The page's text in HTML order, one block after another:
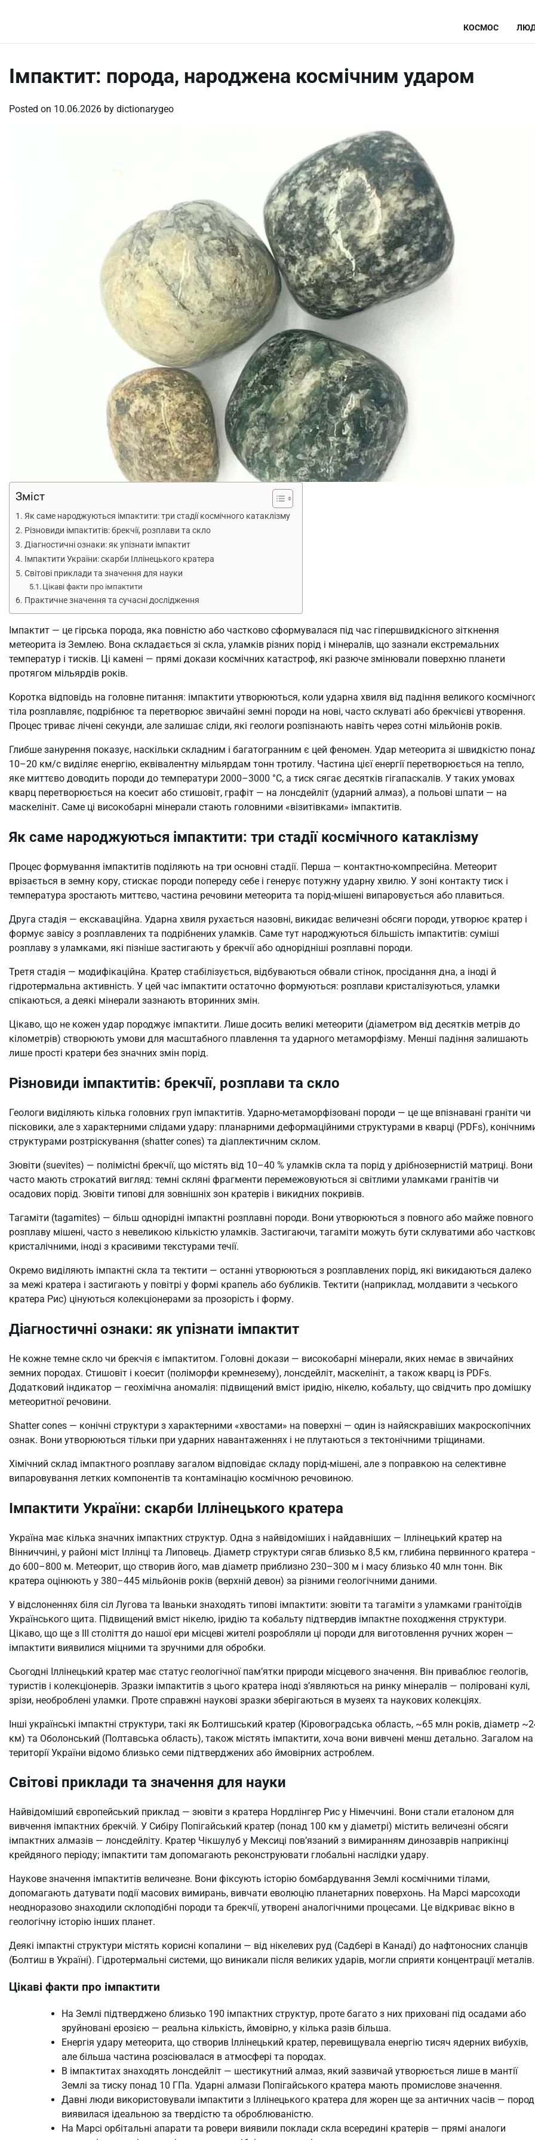
КОСМОС
Імпактит: порода, народжена космічним ударом
Posted on 10.06.2026 by dictionarygeo
Зміст
Як саме народжуються імпактити: три стадії космічного катаклізму
Різновиди імпактитів: брекчії, розплави та скло
Діагностичні ознаки: як упізнати імпактит
Імпактити України: скарби Іллінецького кратера
Світові приклади та значення для науки
Цікаві факти про імпактити
Практичне значення та сучасні дослідження
Імпактит — це гірська порода, яка повністю або частково сформувалася під час гіпершвидкісного зіткнення
метеорита із Землею. Вона складається зі скла, уламків різних порід і мінералів, що зазнали екстремальних
температур і тисків. Ці камені — прямі докази космічних катастроф, які разюче змінювали поверхню планети
протягом мільярдів років.
Коротка відповідь на головне питання: імпактити утворюються, коли ударна хвиля від падіння великого
тіла розплавляє, подрібнює та перетворює звичайні земні породи на нові, часто склуваті або брекчієві утворення.
Процес триває лічені секунди, але залишає сліди, які геологи розпізнають навіть через сотні мільйонів років.
Глибше занурення показує, наскільки складним і багатогранним є цей феномен. Удар метеорита зі швидкістю
10–20 км/с виділяє енергію, еквівалентну мільярдам тонн тротилу. Частина цієї енергії перетворюється на тепло,
яке миттєво доводить породи до температури 2000–3000 °C, а тиск сягає десятків гігапаскалів. У таких умовах
кварц перетворюється на коесит або стишовіт, графіт — на лонсдейліт (ударний алмаз), а польові шпати — на
маскелініт. Саме ці високобарні мінерали стають головними «візитівками» імпактитів.
Як саме народжуються імпактити: три стадії космічного катаклізму
Процес формування імпактитів поділяють на три основні стадії. Перша — контактно-компресійна. Метеорит
врізається в земну кору, стискає породи попереду себе і генерує потужну ударну хвилю. У зоні контакту тиск і
температура зростають миттєво, частина речовини метеорита та порід-мішені випаровується або плавиться.
Друга стадія — екскаваційна. Ударна хвиля рухається назовні, викидає величезні обсяги породи, утворює кратер і
формує завісу з розплавлених та подрібнених уламків. Саме тут народжуються більшість імпактитів: суміші
розплаву з уламками, які пізніше застигають у брекчії або однорідніші розплавні породи.
Третя стадія — модифікаційна. Кратер стабілізується, відбуваються обвали стінок, просідання дна, а іноді й
гідротермальна активність. У цей час імпактити остаточно формуються: розплави кристалізуються, уламки
спікаються, а деякі мінерали зазнають вторинних змін.
Цікаво, що не кожен удар породжує імпактити. Лише досить великі метеорити (діаметром від десятків метрів до
кілометрів) створюють умови для масштабного плавлення та ударного метаморфізму. Менші падіння залишають
лише прості кратери без значних змін порід.
Різновиди імпактитів: брекчії, розплави та скло
Геологи виділяють кілька головних груп імпактитів. Ударно-метаморфізовані породи — це ще впізнавані граніти чи
пісковики, але з характерними слідами удару: планарними деформаційними структурами в кварці (PDFs),
структурами розтріскування (shatter cones) та діаплектичним склом.
Зювіти (suevites) — полімictні брекчії, що містять від 10–40 % уламків скла та порід у дрібнозернистій матриці. Вони
часто мають строкатий вигляд: темні скляні фрагменти перемежовуються зі світлими уламками гранітів чи
осадових порід. Зювіти типові для зовнішніх зон кратерів і викидних покривів.
Тагаміти (tagamites) — більш однорідні імпактні розплавні породи. Вони утворюються з повного або майже повного
розплаву мішені, часто з невеликою кількістю уламків. Застигаючи, тагаміти можуть бути склуватими або
кристалічними, іноді з красивими текстурами течії.
Окремо виділяють імпактні скла та тектити — останні утворюються з розплавлених порід, які викидаються далеко
за межі кратера і застигають у повітрі у формі крапель або бубликів. Тектити (наприклад, молдавити з чеського
кратера Рис) цінуються колекціонерами за прозорість і форму.
Діагностичні ознаки: як упізнати імпактит
Не кожне темне скло чи брекчія є імпактитом. Головні докази — високобарні мінерали, яких немає в звичайних
земних породах. Стишовіт і коесит (поліморфи кремнезему), лонсдейліт, маскелініт, а також кварц із PDFs.
Додатковий індикатор — геохімічна аномалія: підвищений вміст іридію, нікелю, кобальту, що свідчить про домішку
метеоритної речовини.
Shatter cones — конічні структури з характерними «хвостами» на поверхні — один із найяскравіших макроскопічних
ознак. Вони утворюються тільки при ударних навантаженнях і не плутаються з тектонічними тріщинами.
Хімічний склад імпактного розплаву загалом відповідає складу порід-мішені, але з поправкою на селективне
випаровування летких компонентів та контамінацію космічною речовиною.
Імпактити України: скарби Іллінецького кратера
Україна має кілька значних імпактних структур. Одна з найвідоміших і найдавніших — Іллінецький кратер на
Вінниччині, у районі міст Іллінці та Липовець. Діаметр структури сягав близько 8,5 км, глибина первинного кратера
до 600–800 м. Метеорит, що створив його, мав діаметр приблизно 230–300 м і масу близько 40 млн тонн. Вік
кратера оцінюють у 380–445 мільйонів років (верхній девон) за різними геологічними даними.
У відслоненнях біля сіл Лугова та Іваньки знаходять типові імпактити: зювіти та тагаміти з уламками гранітоїдів
Українського щита. Підвищений вміст нікелю, іридію та кобальту підтвердив імпактне походження структури.
Цікаво, що ще з III століття до нашої ери місцеві жителі розробляли ці породи для виготовлення ручних жорен —
імпактити виявилися міцними та зручними для обробки.
Сьогодні Іллінецький кратер має статус геологічної пам’ятки природи місцевого значення. Він приваблює геологів,
туристів і колекціонерів. Зразки імпактитів з цього кратера іноді з’являються на ринку мінералів — поліровані кулі,
зрізи, необроблені уламки. Проте справжні наукові зразки зберігаються в музеях та наукових колекціях.
Інші українські імпактні структури, такі як Болтишський кратер (Кіровоградська область, ~65 млн років, діаметр
км) та Оболонський (Полтавська область), також містять імпактити, хоча вони вивчені менш детально. Загалом на
території України відомо близько семи підтверджених або ймовірних астроблем.
Світові приклади та значення для науки
Найвідоміший європейський приклад — зювіти з кратера Нордлінгер Рис у Німеччині. Вони стали еталоном для
вивчення імпактних брекчій. У Сибіру Попігайський кратер (понад 100 км у діаметрі) містить величезні обсяги
імпактних алмазів — лонсдейліту. Кратер Чікшулуб у Мексиці пов’язаний з вимиранням динозаврів наприкінці
крейдяного періоду; імпактити там допомагають реконструювати глобальні наслідки удару.
Наукове значення імпактитів величезне. Вони фіксують історію бомбардування Землі космічними тілами,
допомагають датувати події масових вимирань, вивчати еволюцію планетарних поверхонь. На Марсі марсоходи
неодноразово знаходили склоподібні породи та брекчії, утворені аналогічними процесами. Це відкриває вікно в
геологічну історію інших планет.
Деякі імпактні структури містять корисні копалини — від нікелевих руд (Садбері в Канаді) до нафтоносних сланців
(Болтиш в Україні). Гідротермальні системи, що виникали після великих ударів, могли сприяти концентрації металів.
Цікаві факти про імпактити
На Землі підтверджено близько 190 імпактних структур, проте багато з них приховані під осадами або
зруйновані ерозією — реальна кількість, ймовірно, у кілька разів більша.
Енергія удару метеорита, що створив Іллінецький кратер, перевищувала енергію тисяч ядерних вибухів,
але більша частина розсіювалася в атмосфері та породах.
В імпактитах знаходять лонсдейліт — шестикутний алмаз, який зазвичай утворюється лише в мантії
Землі за тиску понад 10 ГПа. Ударні алмази Попігайського кратера мають промислове значення.
Давні люди використовували імпактити з Іллінецького кратера для жорен ще за античних часів —
виявилася ідеальною за твердістю та оброблюваністю.
На Марсі орбітальні апарати та ровери виявили поклади скла всередині кратерів — прямі аналоги